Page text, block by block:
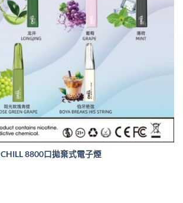
CHILL 8800口拋棄式電子煙